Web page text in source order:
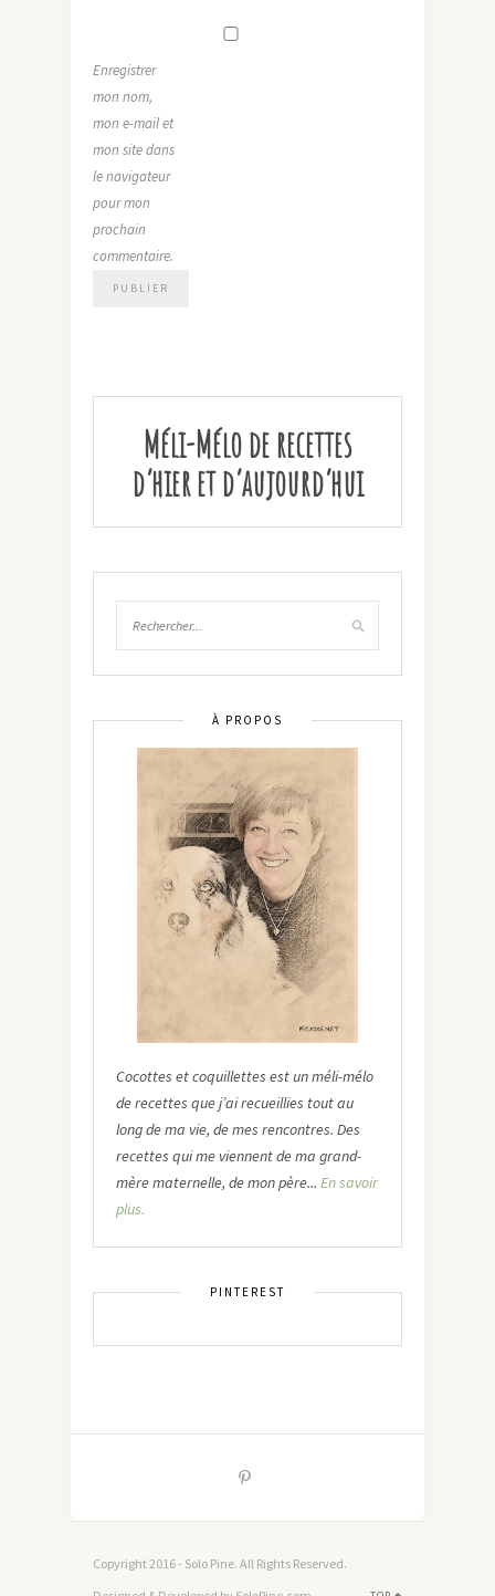
Enregistrer
mon nom,
mon e-mail et
mon site dans
le navigateur
pour mon
prochain
commentaire.
Méli-Mélo de recettes
d’hier et d’aujourd’hui
À PROPOS
Cocottes et coquillettes est un méli-mélo
de recettes que j’ai recueillies tout au
long de ma vie, de mes rencontres. Des
recettes qui me viennent de ma grand-
mère maternelle, de mon père... En savoir
plus.
PINTEREST
Copyright 2016 - Solo Pine. All Rights Reserved.